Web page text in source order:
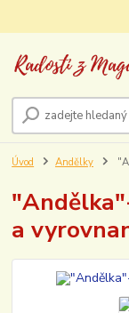
Úvod Andělky
a